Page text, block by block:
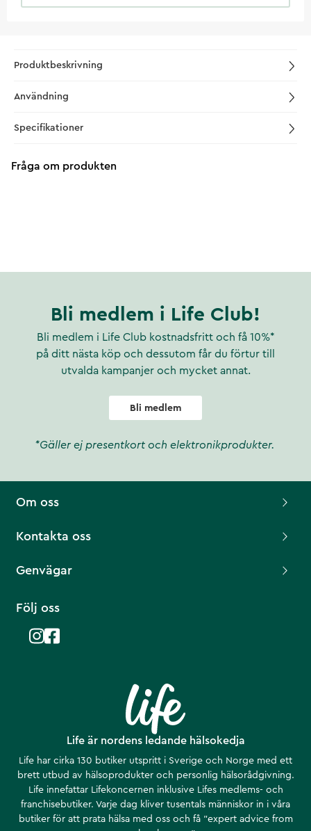
Produktbeskrivning
Användning
Specifikationer
Fråga om produkten
Bli medlem i Life Club!
Bli medlem i Life Club kostnadsfritt och få 10%*
på ditt nästa köp och dessutom får du förtur till
utvalda kampanjer och mycket annat.
Bli medlem
*Gäller ej presentkort och elektronikprodukter.
Life är nordens ledande hälsokedja
Life har cirka 130 butiker utspritt i Sverige och Norge med ett
brett utbud av hälsoprodukter och personlig hälsorådgivning.
Life innefattar Lifekoncernen inklusive Lifes medlems- och
franchisebutiker. Varje dag kliver tusentals människor in i våra
butiker för att prata hälsa med oss och få ”expert advice from
Om oss
Kontakta oss
Genvägar
Följ oss